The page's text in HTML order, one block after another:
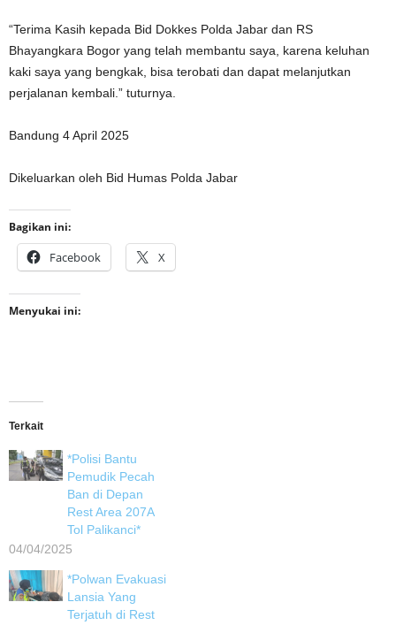
“Terima Kasih kepada Bid Dokkes Polda Jabar dan RS
Bhayangkara Bogor yang telah membantu saya, karena keluhan
kaki saya yang bengkak, bisa terobati dan dapat melanjutkan
perjalanan kembali.” tuturnya.
Bandung 4 April 2025
Dikeluarkan oleh Bid Humas Polda Jabar
Bagikan ini:
Facebook X
Menyukai ini:
Terkait
*Polisi Bantu
Pemudik Pecah
Ban di Depan
Rest Area 207A
Tol Palikanci*
04/04/2025
*Polwan Evakuasi
Lansia Yang
Terjatuh di Rest